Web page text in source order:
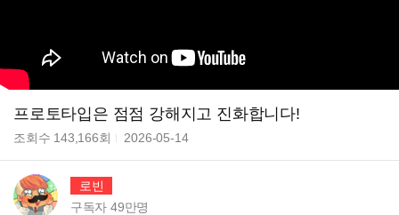
프로토타입은 점점 강해지고 진화합니다!
조회수 143,166회 2026-05-14
로빈
구독자49만명